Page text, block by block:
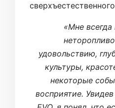
«Мне всегда
удовольствию,
культуры,
некоторые
восприятие.